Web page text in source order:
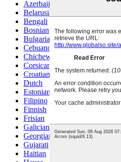
Azerbaijani
Belarusian
Bengali
Bosnian
Bulgarian
Cebuano
Chichewa
Corsican
Croatian
Dutch
Estonian
Filipino
Finnish
Frisian
Galician
Georgian
Gujarati
Haitian